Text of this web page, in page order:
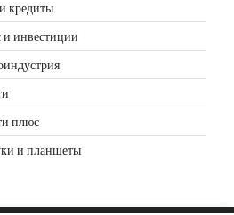
кредиты
и инвестиции
плюс
и планшеты